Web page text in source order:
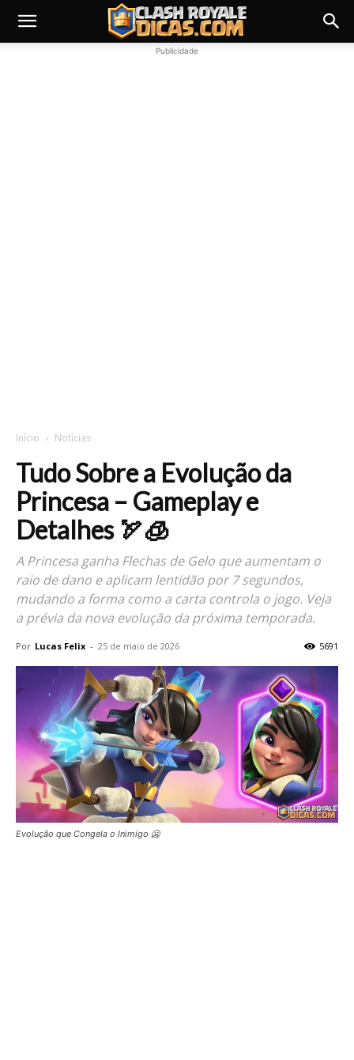
Publicidade
Início Notícias
Tudo Sobre a Evolução da
Princesa – Gameplay e
Detalhes 🏹🧊
A Princesa ganha Flechas de Gelo que aumentam o
raio de dano e aplicam lentidão por 7 segundos,
mudando a forma como a carta controla o jogo. Veja
a prévia da nova evolução da próxima temporada.
Por Lucas Felix - 25 de maio de 2026 5691
Evolução que Congela o Inimigo 🥶